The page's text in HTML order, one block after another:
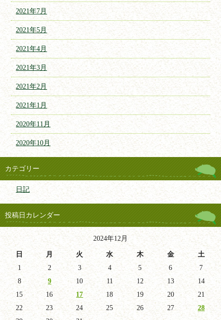
2021年7月
2021年5月
2021年4月
2021年3月
2021年2月
2021年1月
2020年11月
2020年10月
カテゴリー
日記
投稿日カレンダー
2024年12月
日 月 火 水 木 金
土
1
2 3 4 5 6
7
8
9 10 11 12 13
14
15
16 17 18 19 20
21
22
23 24 25 26 27
28